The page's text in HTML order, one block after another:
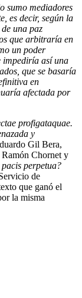
sumo mediadores
es decir, según la
una paz
que arbitraría en
un poder
impediría así una
que se basaría
en
afectada por
profigataquae.
y
Gil Bera,
Chornet y
perpetua?
de
que ganó el
la misma